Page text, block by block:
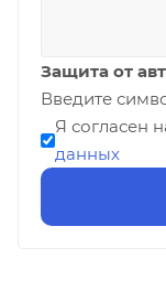
Защита от
Введите
Я согласен
данных